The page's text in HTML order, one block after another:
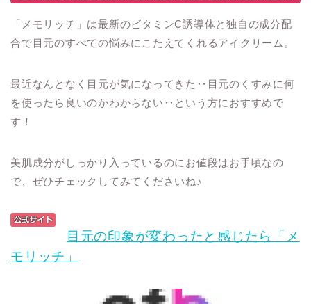
「メモリッチ」は最新のビタミンC誘導体と独自の成分配
合で目元のすべての悩みにこたえてくれるアイクリーム。
最近なんとなく目元が気になってきた‥目元のくすみに何
を使ったら良いのかわからない‥という方におすすめで
す！
美肌成分がしっかり入っているのにお値段はお手頃なの
で、ぜひチェックしてみてくださいね♪
目元の印象が変わったと感じたら「メ
モリッチ」